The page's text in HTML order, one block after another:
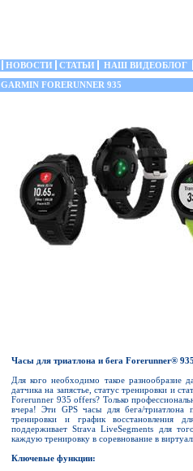
НОВОСТИ СТАТЬИ НАШ ВИДЕОБЛОГ
GARMIN FORERUNNER 935
Часы для триатлона и бега Forerunner®
Для кого необходимо такое разнообразие
датчика на запястье, статус тренировки и
Forerunner 935 offers? Только
вчера! Эти GPS часы для бега/
тренировки и график восстановления
поддерживает Strava LiveSegments для
каждую тренировку в соревнование в
Ключевые функции: